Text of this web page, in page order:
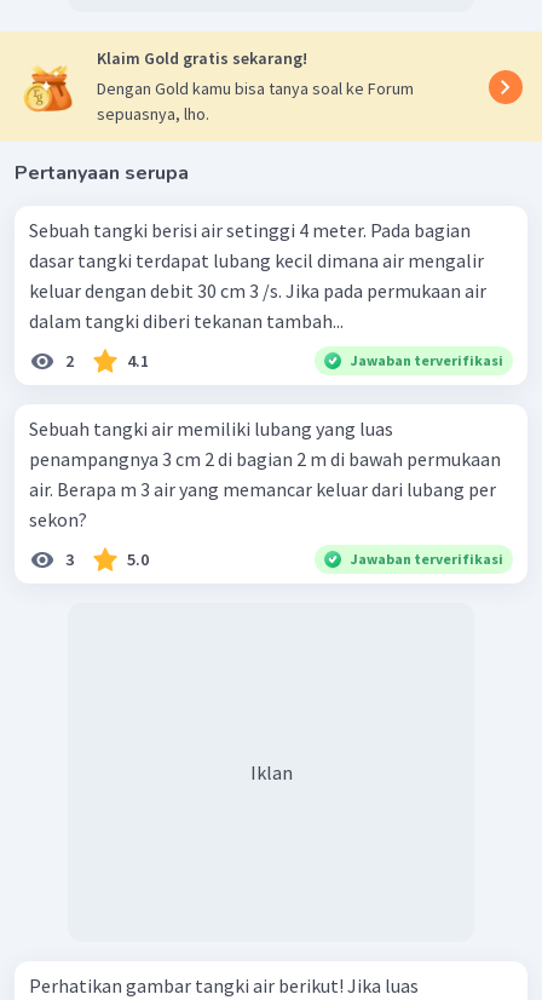
Klaim Gold gratis sekarang!
Dengan Gold kamu bisa tanya soal ke Forum
sepuasnya, lho.
Pertanyaan serupa
Sebuah tangki berisi air setinggi 4 meter. Pada bagian
dasar tangki terdapat lubang kecil dimana air mengalir
keluar dengan debit 30 cm 3 /s. Jika pada permukaan air
dalam tangki diberi tekanan tambah...
2 4.1 Jawaban terverifikasi
Sebuah tangki air memiliki lubang yang luas
penampangnya 3 cm 2 di bagian 2 m di bawah permukaan
air. Berapa m 3 air yang memancar keluar dari lubang per
sekon?
3 5.0 Jawaban terverifikasi
Iklan
Perhatikan gambar tangki air berikut! Jika luas